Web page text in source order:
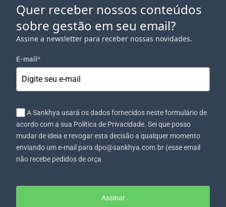
Quer receber nossos conteúdos
sobre gestão em seu email?
Assine a newsletter para receber nossas novidades.
E-mail*
A Sankhya usará os dados fornecidos neste formulário de
acordo com a sua Política de Privacidade. Sei que posso
mudar de ideia e revogar esta decisão a qualquer momento
enviando um e-mail para dpo@sankhya.com.br (esse email
não recebe pedidos de orça
Assinar